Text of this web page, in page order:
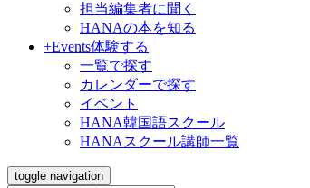
担当編集者に聞く
HANAの本を知る
+Events体験する
一覧で探す
カレンダーで探す
イベント
HANA韓国語スクール
HANAスクール講師一覧
toggle navigation